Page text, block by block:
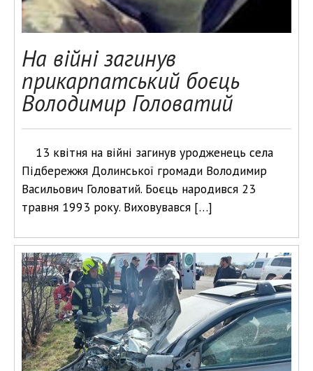
На війні загинув
прикарпатський боєць
Володимир Головатий
13 квітня на війні загинув уродженець села
Підбережжя Долинської громади Володимир
Васильович Головатий. Боєць народився 23
травня 1993 року. Виховувався […]